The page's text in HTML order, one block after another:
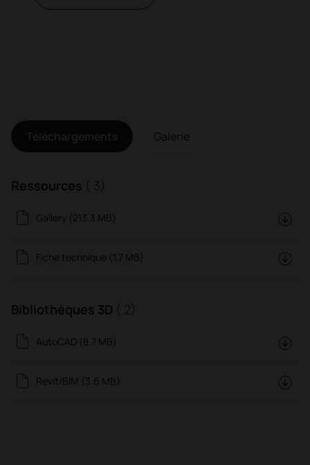
Téléchargements Galerie
Ressources ( 3)
Gallery (213.3 MB)
Fiche technique (1.7 MB)
Bibliothèques 3D ( 2)
AutoCAD (8.7 MB)
Revit/BIM (3.6 MB)